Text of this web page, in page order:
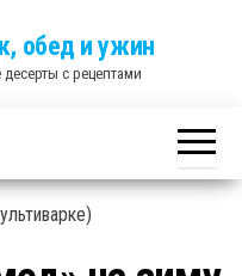
обед и ужин
с рецептами